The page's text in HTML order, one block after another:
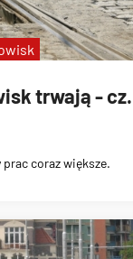
trwają - cz.
coraz większe.